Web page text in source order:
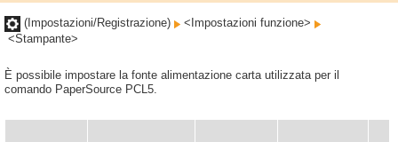
(Impostazioni/Registrazione)
<Impostazioni funzione>
<Stampante>
È possibile impostare la fonte alimentazione carta utilizzata per il
comando PaperSource PCL5.